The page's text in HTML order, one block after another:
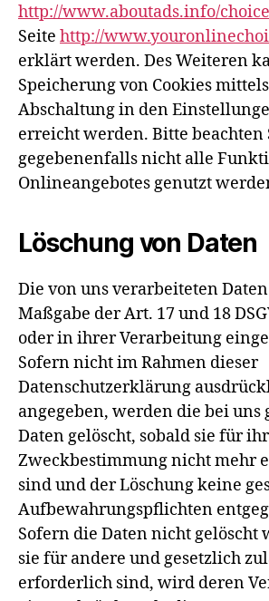
http://www.aboutads.info/
Seite http://
erklärt werden. Des Weiteren
Speicherung von Cookies
Abschaltung in den
erreicht werden. Bitte beachten
gegebenenfalls nicht alle
Onlineangebotes genutzt
Löschung von Daten
Die von uns verarbeiteten
Maßgabe der Art. 17 und 18
oder in ihrer Verarbeitung
Sofern nicht im Rahmen dieser
Datenschutzerklärung
angegeben, werden die bei uns
Daten gelöscht, sobald sie für
Zweckbestimmung nicht mehr
sind und der Löschung keine
Aufbewahrungspflichten
Sofern die Daten nicht gelöscht
sie für andere und gesetzlich
erforderlich sind, wird deren